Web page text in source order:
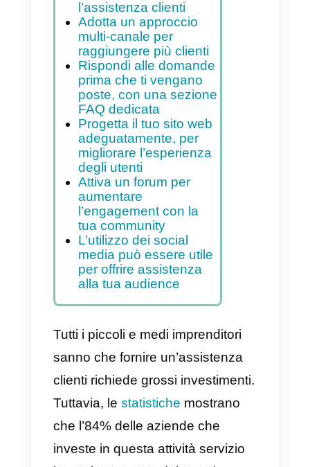
Perché assicurare una
formazione adeguata è
importante per il tuo
team?
Usa strumenti
automatici per
l’assistenza clienti
Adotta un approccio
multi-canale per
raggiungere più clienti
Rispondi alle domande
prima che ti vengano
poste, con una sezione
FAQ dedicata
Progetta il tuo sito web
adeguatamente, per
Attiva un forum per
aumentare
l’engagement con la
tua community
L’utilizzo dei social
media può essere utile
per offrire assistenza
alla tua audience